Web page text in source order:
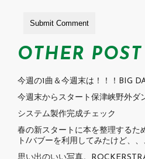
OTHER POST
今週の1曲＆今週末は！！！BIG
今週末からスタート保津峡野外ダ
システム製作完成チェック
春の新スタートに本を整理するた
ト/バブーを利用してみたけど、、